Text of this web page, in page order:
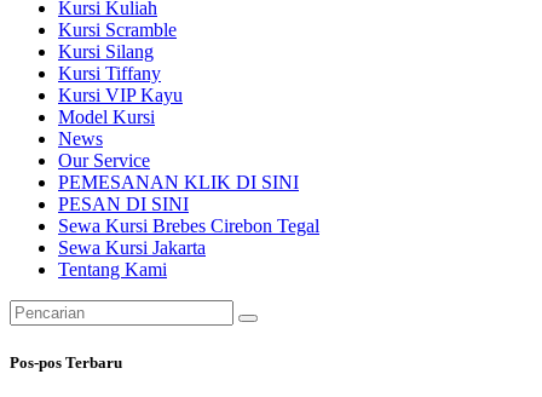
Kursi Kuliah
Kursi Scramble
Kursi Silang
Kursi Tiffany
Kursi VIP Kayu
Model Kursi
News
Our Service
PEMESANAN KLIK DI SINI
PESAN DI SINI
Sewa Kursi Brebes Cirebon Tegal
Sewa Kursi Jakarta
Tentang Kami
Pencarian
untuk:
Pos-pos Terbaru